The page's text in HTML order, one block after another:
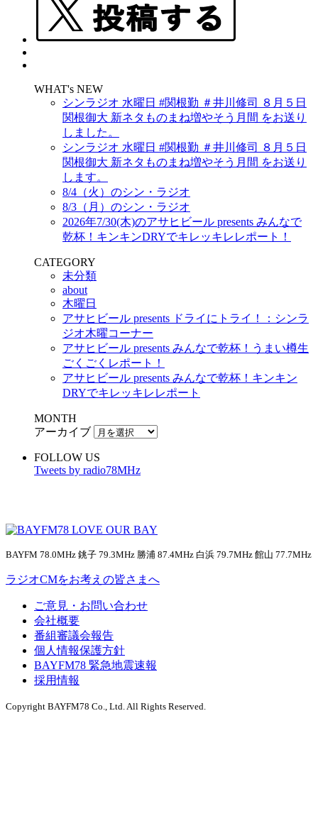
WHAT's NEW
シンラジオ 水曜日 #関根勤 ＃井川修司 ８月５日
関根御大 新ネタものまね増やそう月間 をお送り
しました。
シンラジオ 水曜日 #関根勤 ＃井川修司 ８月５日
関根御大 新ネタものまね増やそう月間 をお送り
します。
8/4（火）のシン・ラジオ
8/3（月）のシン・ラジオ
2026年7/30(木)のアサヒビール presents みんなで
乾杯！キンキンDRYでキレッキレレポート！
CATEGORY
未分類
about
木曜日
アサヒビール presents ドライにトライ！：シンラ
ジオ木曜コーナー
アサヒビール presents みんなで乾杯！うまい樽生
ごくごくレポート！
アサヒビール presents みんなで乾杯！キンキン
DRYでキレッキレレポート
MONTH
アーカイブ
FOLLOW US
Tweets by radio78MHz
BAYFM 78.0MHz 銚子 79.3MHz 勝浦 87.4MHz 白浜 79.7MHz 館山 77.7MHz
ラジオCMをお考えの皆さまへ
ご意見・お問い合わせ
会社概要
番組審議会報告
個人情報保護方針
BAYFM78 緊急地震速報
採用情報
Copyright BAYFM78 Co., Ltd. All Rights Reserved.